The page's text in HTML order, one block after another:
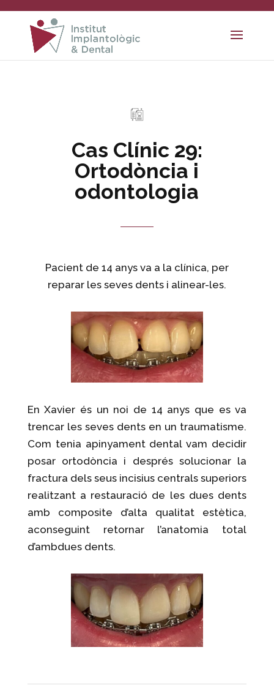
Cas Clínic 29:
Ortodòncia i
odontologia
Pacient de 14 anys va a la clínica, per
reparar les seves dents i alinear-les.
En Xavier és un noi de 14 anys que es va
trencar les seves dents en un traumatisme.
Com tenia apinyament dental vam decidir
posar ortodòncia i després solucionar la
fractura dels seus incisius centrals superiors
realitzant a restauració de les dues dents
amb composite d’alta qualitat estètica,
aconseguint retornar l’anatomia total
d’ambdues dents.